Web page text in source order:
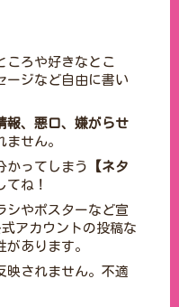
ころや好きなとこ
ージなど自由に書い
報、悪口、嫌がらせ
せん。
かってしまう
【ネタ
てね！
シやポスターなど宣
アカウントの投稿な
あります。
映されません。不適